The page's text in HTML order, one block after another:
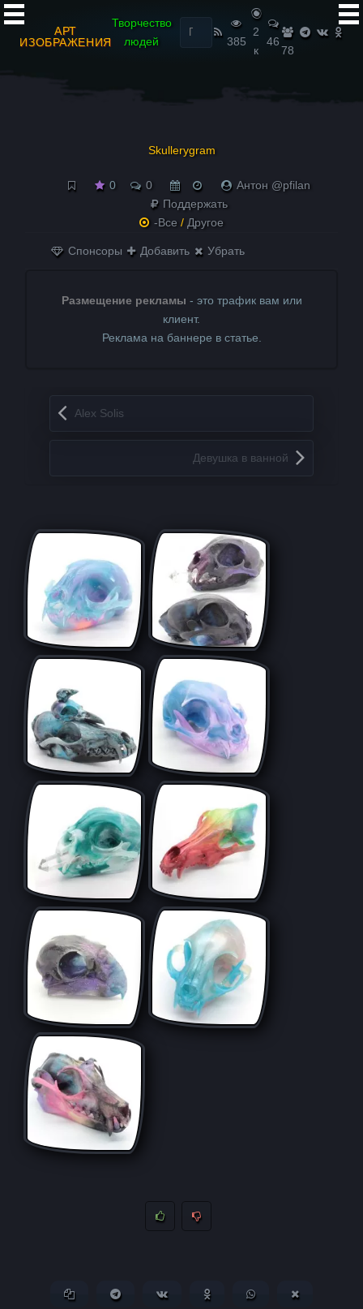
АРТ
ИЗОБРАЖЕНИЯ
Творчество
людей
Найти:
385
2
к
46
78
Skullerygram
0 0
Антон @pfilan
Поддержать
-Все / Другое
Спонсоры Добавить Убрать
Размещение рекламы - это трафик вам или
клиент.
Реклама на баннере в статье.
Запись навигация
Alex Solis
Девушка в ванной
Копировать ссылкуПоделиться в Telegram
Поделиться ВКонтактеПоделиться в
Поделиться в